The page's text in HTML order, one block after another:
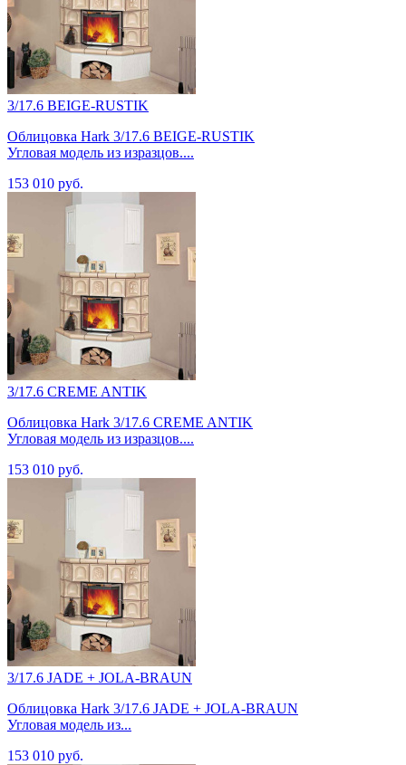
3/17.6 BEIGE-RUSTIK
Облицовка Hark 3/17.6 BEIGE-RUSTIK
Угловая модель из изразцов....
153 010 руб.
3/17.6 CREME ANTIK
Облицовка Hark 3/17.6 CREME ANTIK
Угловая модель из изразцов....
153 010 руб.
3/17.6 JADE + JOLA-BRAUN
Облицовка Hark 3/17.6 JADE + JOLA-BRAUN
Угловая модель из...
153 010 руб.